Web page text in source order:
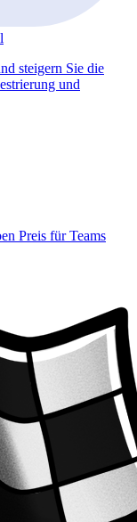
steigern Sie die
und
Preis für Teams